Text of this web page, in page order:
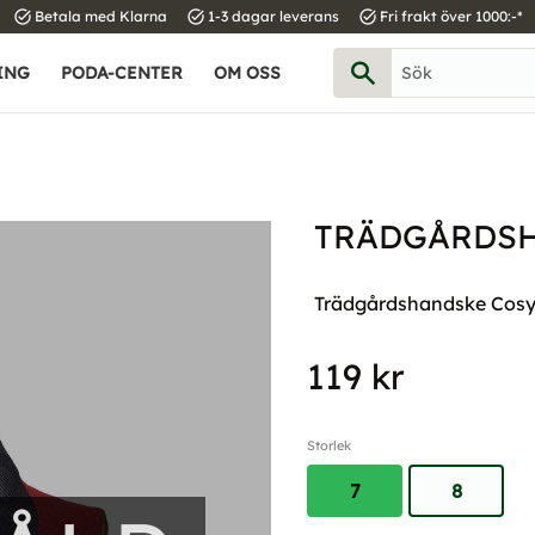
task_alt Betala med Klarna task_alt 1-3 dagar leverans task_alt Fri frakt över 1000:-*
PODA-CENTER OM OSS
Trädgårdshandske
119 kr
Storlek
7 8